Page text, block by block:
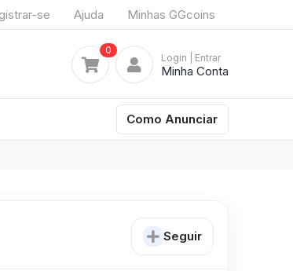
se Ajuda Minhas GGcoins
0
Login | Entrar
Minha Conta
Como Anunciar
Seguir